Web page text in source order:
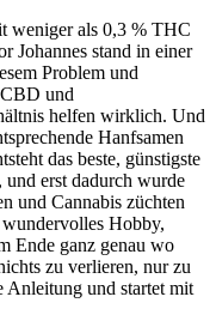
weniger als 0,3 % THC
Johannes stand in einer
Problem und
CBD und
helfen wirklich. Und
Hanfsamen
das beste, günstigste
erst dadurch wurde
und Cannabis züchten
wundervolles Hobby,
Ende ganz genau wo
zu verlieren, nur zu
Anleitung und startet mit